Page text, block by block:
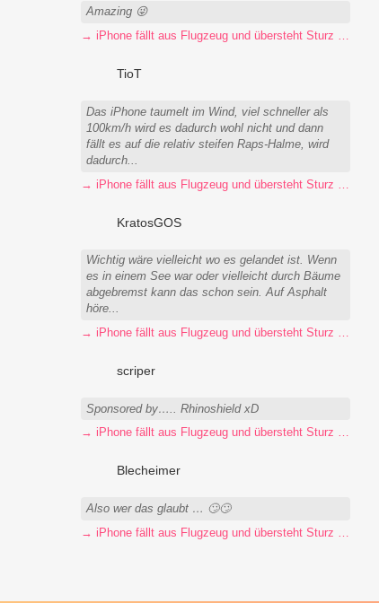
Amazing 😜
→ iPhone fällt aus Flugzeug und übersteht Sturz unbeschadet
TioT
Das iPhone taumelt im Wind, viel schneller als
100km/h wird es dadurch wohl nicht und dann
fällt es auf die relativ steifen Raps-Halme, wird
dadurch...
KratosGOS
Wichtig wäre vielleicht wo es gelandet ist. Wenn
es in einem See war oder vielleicht durch Bäume
abgebremst kann das schon sein. Auf Asphalt
höre...
→ iPhone fällt aus Flugzeug und übersteht Sturz unbeschadet
scriper
Sponsored by….. Rhinoshield xD
→ iPhone fällt aus Flugzeug und übersteht Sturz unbeschadet
Blecheimer
Also wer das glaubt … 🙄🙄